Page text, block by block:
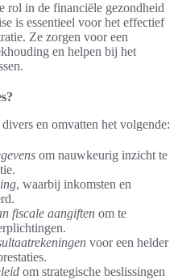
rol in de financiële gezondheid
is essentieel voor het effectief
Ze zorgen voor een
en helpen bij het
en omvatten het volgende:
om nauwkeurig inzicht te
, waarbij inkomsten en
fiscale aangiften om te
voor een helder
om strategische beslissingen